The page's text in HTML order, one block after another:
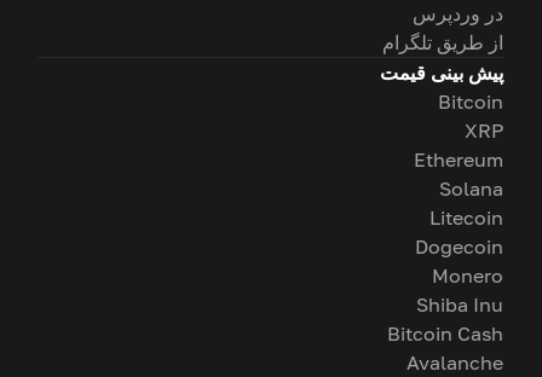
در وردپرس
از طریق تلگرام
پیش بینی قیمت
Bitcoin
XRP
Ethereum
Solana
Litecoin
Dogecoin
Monero
Shiba Inu
Bitcoin Cash
Avalanche